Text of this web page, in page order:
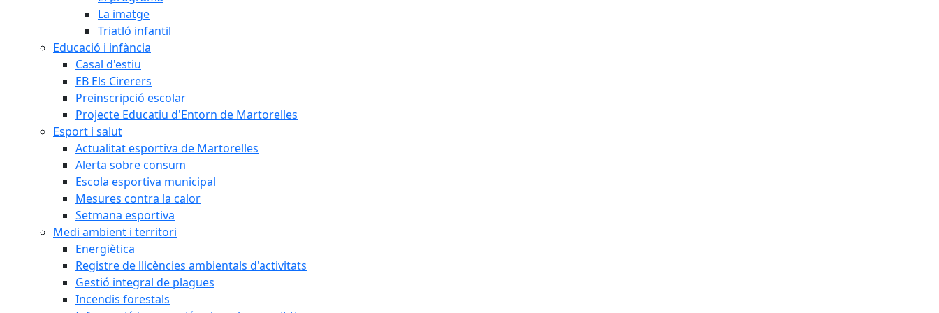
La imatge
Triatló infantil
Educació i infància
Casal d'estiu
EB Els Cirerers
Preinscripció escolar
Projecte Educatiu d'Entorn de Martorelles
Esport i salut
Actualitat esportiva de Martorelles
Alerta sobre consum
Escola esportiva municipal
Mesures contra la calor
Setmana esportiva
Medi ambient i territori
Energiètica
Registre de llicències ambientals d'activitats
Gestió integral de plagues
Incendis forestals